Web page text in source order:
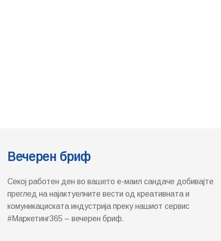
Вечерен бриф
Секој работен ден во вашето е-маил сандаче добивајте
преглед на најактуелните вести од креативната и
комуникациската индустрија преку нашиот сервис
#Маркетинг365 – вечерен бриф.